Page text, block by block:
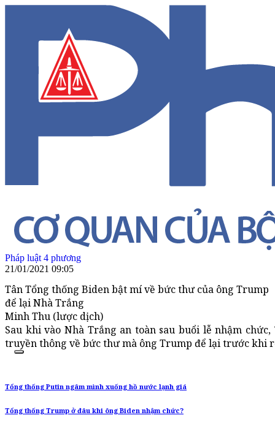
Pháp luật 4 phương
21/01/2021 09:05
Tân Tổng thống Biden bật mí về bức thư của ông Trump
để lại Nhà Trắng
Minh Thu (lược dịch)
Sau khi vào Nhà Trắng an toàn sau buổi lễ nhậm
truyền thông về bức thư mà ông Trump để lại trước khi
Tổng thống Putin ngâm mình xuống hồ nước lạnh giá
Tổng thống Trump ở đâu khi ông Biden nhậm chức?